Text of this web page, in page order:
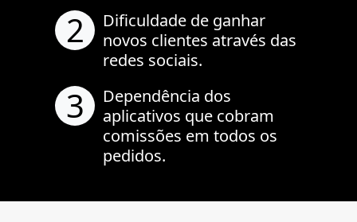
2
Dificuldade de ganhar
novos clientes através das
redes sociais.
3
Dependência dos
aplicativos que cobram
comissões em todos os
pedidos.